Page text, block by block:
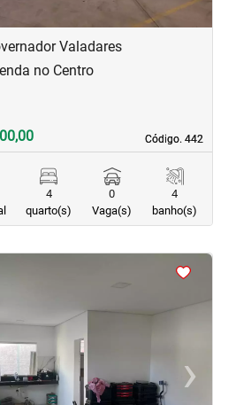
Valadares
Código. 442
Código. 442
no Centro
4
quarto(s)
0
Vaga(s)
4
banho(s)
›Next